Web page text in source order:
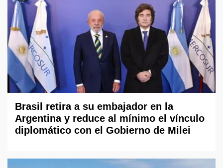
Brasil retira a su embajador en la
Argentina y reduce al mínimo el vínculo
diplomático con el Gobierno de Milei